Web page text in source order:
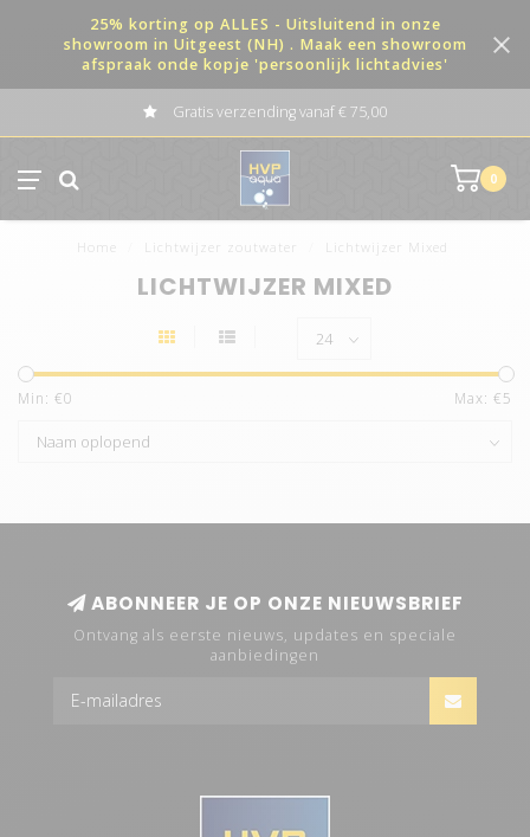
25% korting op ALLES - Uitsluitend in onze
showroom in Uitgeest (NH) . Maak een showroom
afspraak onde kopje 'persoonlijk lichtadvies'
Gratis verzending vanaf € 75,00
0
Home Lichtwijzer zoutwater Lichtwijzer Mixed
LICHTWIJZER MIXED
Min: €0 Max: €5
ABONNEER JE OP ONZE NIEUWSBRIEF
Ontvang als eerste nieuws, updates en speciale
aanbiedingen